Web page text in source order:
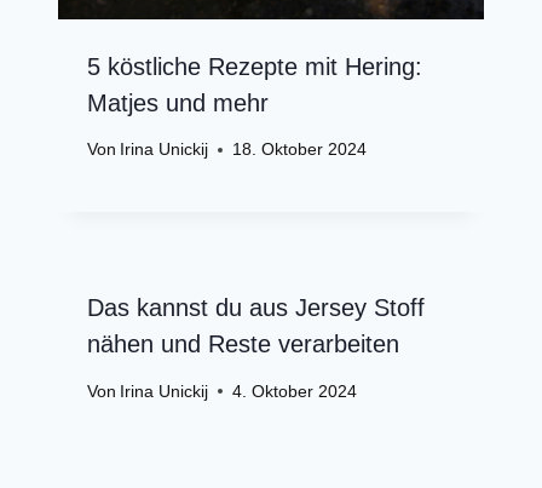
5 köstliche Rezepte mit Hering:
Matjes und mehr
Von Irina Unickij 18. Oktober 2024
Das kannst du aus Jersey Stoff
nähen und Reste verarbeiten
Von Irina Unickij 4. Oktober 2024